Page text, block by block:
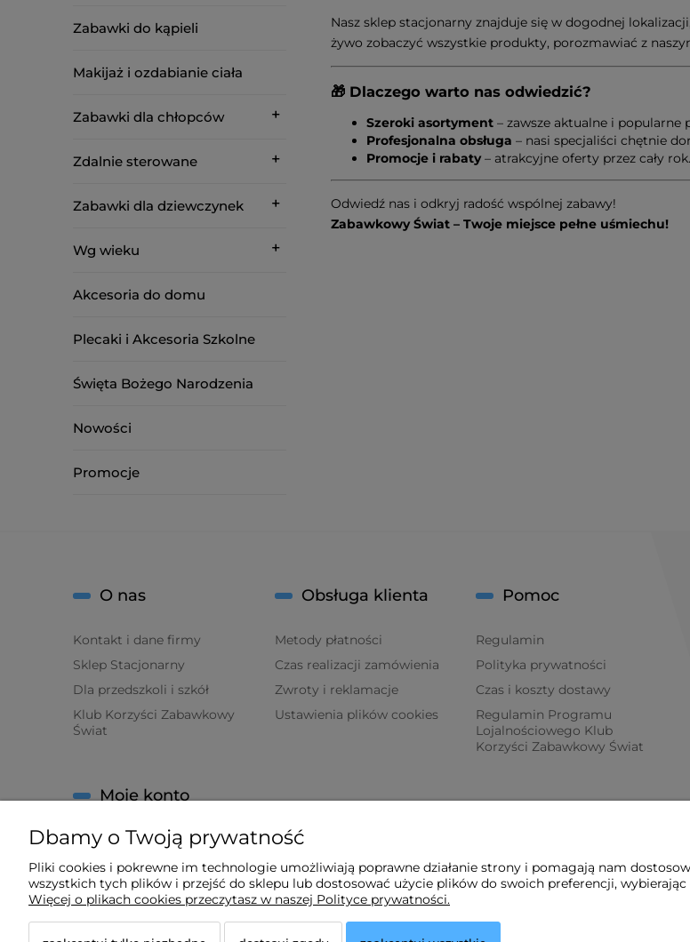
Zabawki do kąpieli
Makijaż i ozdabianie ciała
Zabawki dla chłopców
Zdalnie sterowane
Zabawki dla dziewczynek
Wg wieku
Akcesoria do domu
Plecaki i Akcesoria Szkolne
Święta Bożego Narodzenia
Nowości
Promocje
Nasz sklep stacjonarny znajduje się w dogodnej
żywo zobaczyć wszystkie produkty, porozmawiać z
🎁 Dlaczego warto nas odwiedzić?
Szeroki asortyment – zawsze aktualne i popularne
Profesjonalna obsługa – nasi specjaliści chętnie
Promocje i rabaty– atrakcyjne oferty przez cały rok.
Odwiedź nas i odkryj radość wspólnej zabawy!
Zabawkowy Świat – Twoje miejsce pełne uśmiechu!
O nas
Kontakt i dane firmy
Sklep Stacjonarny
Dla przedszkoli i szkół
Klub Korzyści Zabawkowy
Świat
Obsługa klienta
Metody płatności
Czas realizacji zamówienia
Zwroty i reklamacje
Ustawienia plików cookies
Pomoc
Regulamin
Polityka prywatności
Czas i koszty dostawy
Regulamin Programu
Lojalnościowego Klub
Korzyści Zabawkowy Świat
Moje konto
Twoje zamówienia
Ustawienia konta
Ulubione
Dbamy o Twoją prywatność
Pliki cookies i pokrewne im technologie umożliwiają poprawne działanie strony i pomagają nam
wszystkich tych plików i przejść do sklepu lub dostosować użycie plików do swoich preferencji,
Więcej o plikach cookies przeczytasz w naszej Polityce prywatności.